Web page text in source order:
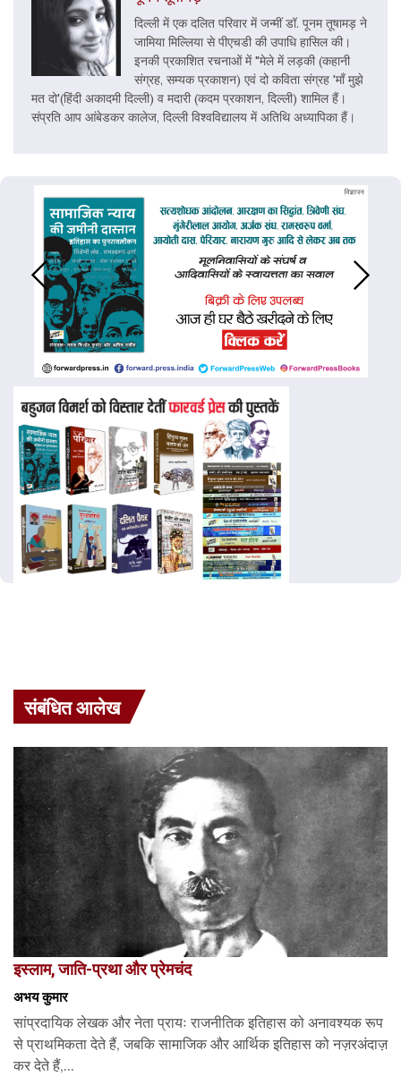
दिल्ली में एक दलित परिवार में जन्मीं डॉ. पूनम तूषामड़ ने
जामिया मिल्लिया से पीएचडी की उपाधि हासिल की।
इनकी प्रकाशित रचनाओं में "मेले में लड़की (कहानी
संग्रह, सम्यक प्रकाशन) एवं दो कविता संग्रह 'माँ मुझे
मत दो'(हिंदी अकादमी दिल्ली) व मदारी (कदम प्रकाशन, दिल्ली) शामिल हैं।
संप्रति आप आंबेडकर कालेज, दिल्ली विश्वविद्यालय में अतिथि अध्यापिका हैं।
संबंधित आलेख
इस्लाम, जाति-प्रथा और प्रेमचंद
अभय कुमार
सांप्रदायिक लेखक और नेता प्रायः राजनीतिक इतिहास को अनावश्यक रूप
से प्राथमिकता देते हैं, जबकि सामाजिक और आर्थिक इतिहास को नज़रअंदाज़
कर देते हैं,...